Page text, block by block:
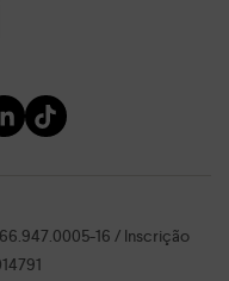
16 / Inscrição